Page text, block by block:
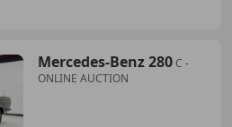
Mercedes-Benz 280C -
ONLINE AUCTION